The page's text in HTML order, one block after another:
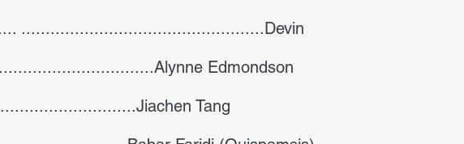
..................................................Devin
Edmondson
Tang